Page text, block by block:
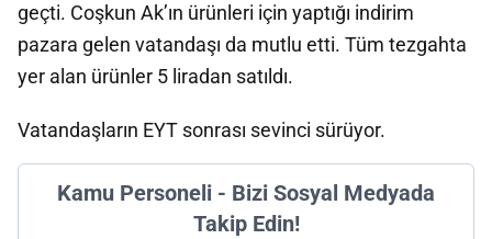
geçti. Coşkun Ak’ın ürünleri için yaptığı indirim
pazara gelen vatandaşı da mutlu etti. Tüm tezgahta
yer alan ürünler 5 liradan satıldı.
Vatandaşların EYT sonrası sevinci sürüyor.
Kamu Personeli - Bizi Sosyal Medyada
Takip Edin!